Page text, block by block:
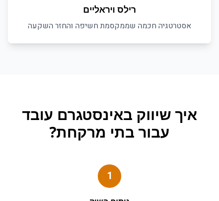
רילס ויראליים
אסטרטגיה חכמה שממקסמת חשיפה והחזר השקעה
איך שיווק באינסטגרם עובד
עבורבתי מרקחת?
1